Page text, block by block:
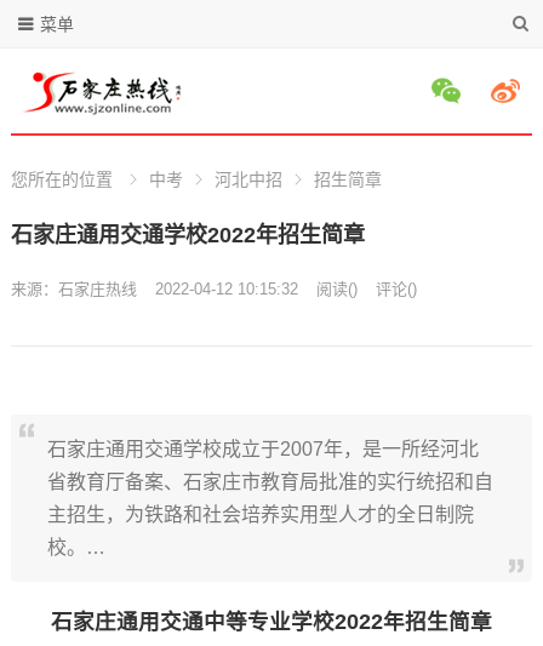
菜单
您所在的位置 中考 河北中招 招生简章
石家庄通用交通学校2022年招生简章
来源： 石家庄热线 2022-04-12 10:15:32 阅读() 评论()
石家庄通用交通学校成立于2007年，是一所经河北
省教育厅备案、石家庄市教育局批准的实行统招和自
主招生，为铁路和社会培养实用型人才的全日制院
校。…
石家庄通用交通中等专业学校2022年招生简章